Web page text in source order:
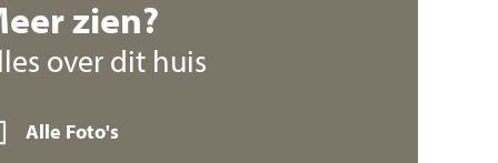
zien?
over dit huis
Alle Foto's